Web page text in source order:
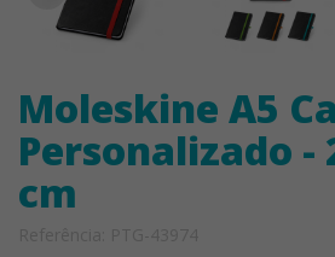
Moleskine A5
Personalizado -
cm